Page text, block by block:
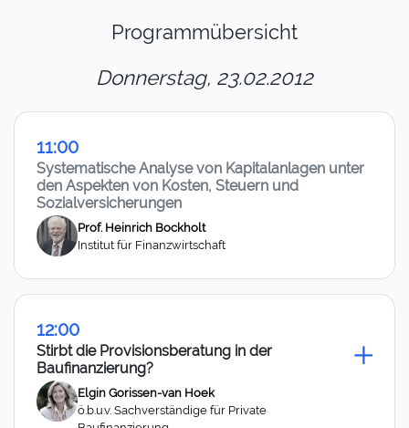
Programmübersicht
Donnerstag, 23.02.2012
11:00
Systematische Analyse von Kapitalanlagen unter
den Aspekten von Kosten, Steuern und
Sozialversicherungen
Prof. Heinrich Bockholt
Institut für Finanzwirtschaft
12:00
Stirbt die Provisionsberatung in der
Baufinanzierung?
Elgin Gorissen-van Hoek
ö.b.u.v. Sachverständige für Private